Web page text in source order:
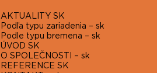
AKTUALITY SK
Podľa typu zariadenia – sk
Podle typu bremena – sk
ÚVOD SK
O SPOLEČNOSTI – sk
REFERENCE SK